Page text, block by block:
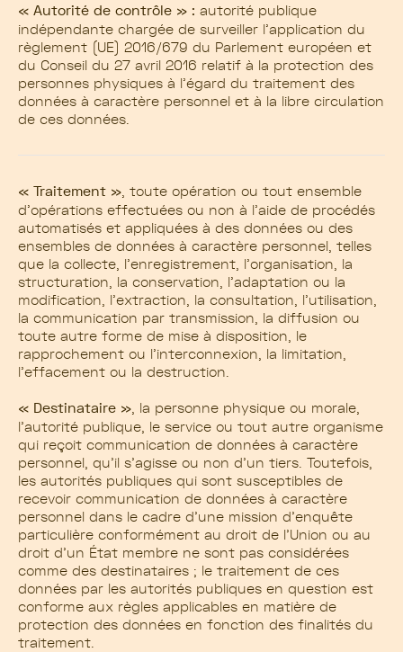
« Autorité de contrôle » : autorité publique
indépendante chargée de surveiller l’application du
règlement (UE) 2016/679 du Parlement européen et
du Conseil du 27 avril 2016 relatif à la protection des
personnes physiques à l’égard du traitement des
données à caractère personnel et à la libre circulation
de ces données.
« Traitement », toute opération ou tout ensemble
d’opérations effectuées ou non à l’aide de procédés
automatisés et appliquées à des données ou des
ensembles de données à caractère personnel, telles
que la collecte, l’enregistrement, l’organisation, la
structuration, la conservation, l’adaptation ou la
modification, l’extraction, la consultation, l’utilisation,
la communication par transmission, la diffusion ou
toute autre forme de mise à disposition, le
rapprochement ou l’interconnexion, la limitation,
l’effacement ou la destruction.
« Destinataire », la personne physique ou morale,
l’autorité publique, le service ou tout autre organisme
qui reçoit communication de données à caractère
personnel, qu’il s’agisse ou non d’un tiers. Toutefois,
les autorités publiques qui sont susceptibles de
recevoir communication de données à caractère
personnel dans le cadre d’une mission d’enquête
particulière conformément au droit de l’Union ou au
droit d’un État membre ne sont pas considérées
comme des destinataires ; le traitement de ces
données par les autorités publiques en question est
conforme aux règles applicables en matière de
protection des données en fonction des finalités du
traitement.